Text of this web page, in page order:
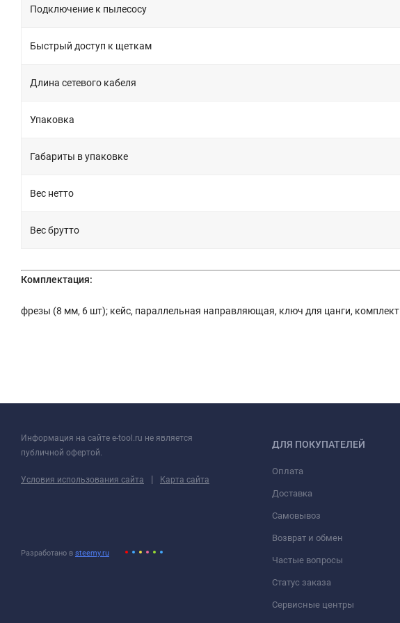
Подключение к пылесосу
Быстрый доступ к щеткам
Длина сетевого кабеля
Упаковка
Габариты в упаковке
Вес нетто
Вес брутто
Комплектация:
фрезы (8 мм, 6 шт); кейс, параллельная направляющая, ключ для цанги,
Информация на сайте e-tool.ru не является
публичной офертой.
Условия использования сайта | Карта сайта
Разработано в steemy.ru
ДЛЯ ПОКУПАТЕЛЕЙ
Оплата
Доставка
Самовывоз
Возврат и обмен
Частые вопросы
Статус заказа
Сервисные центры